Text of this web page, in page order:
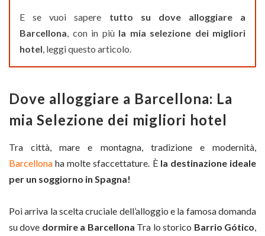
E se vuoi sapere tutto su dove alloggiare a
Barcellona , con in più la mia selezione dei migliori
hotel , leggi questo articolo.
Dove alloggiare a Barcellona: La
mia Selezione dei migliori hotel
Tra città, mare e montagna, tradizione e modernità,
Barcellona ha molte sfaccettature. È la destinazione ideale
per un soggiorno in Spagna!
Poi arriva la scelta cruciale dell’alloggio e la famosa domanda
su dove dormire a Barcellona Tra lo storico Barrio Gótico,